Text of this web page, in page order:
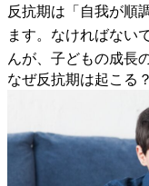
反抗期は「自我が順
ます。なければない
んが、子どもの成長
なぜ反抗期は起こる？